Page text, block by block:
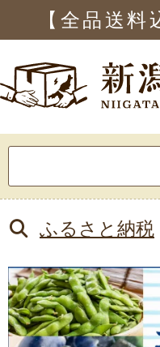
【全品送
索:
ふるさと納税